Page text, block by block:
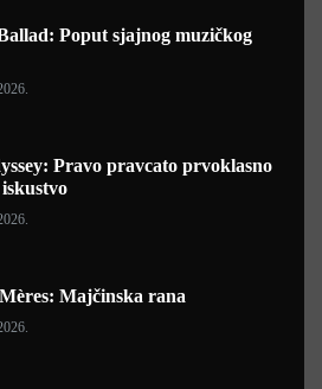
Poput sjajnog muzičkog
Pravo pravcato prvoklasno
Majčinska rana